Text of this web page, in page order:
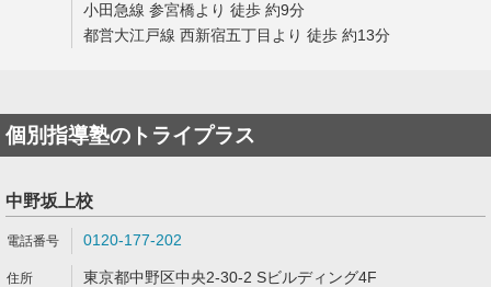
小田急線 参宮橋より 徒歩 約9分
都営大江戸線 西新宿五丁目より 徒歩 約13分
個別指導塾のトライプラス
中野坂上校
0120-177-202
東京都中野区中央2-30-2 Sビルディング4F